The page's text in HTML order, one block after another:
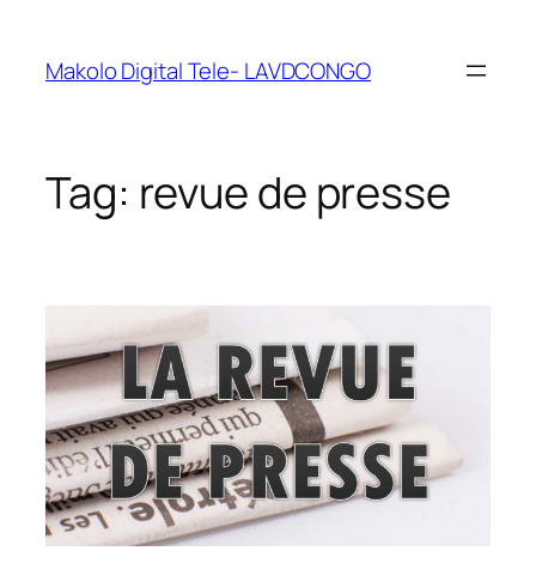
Makolo Digital Tele- LAVDCONGO
Tag: revue de presse